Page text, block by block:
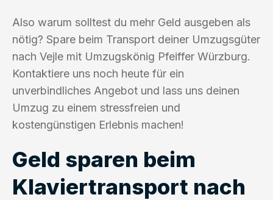
Also warum solltest du mehr Geld ausgeben als
nötig? Spare beim Transport deiner Umzugsgüter
nach Vejle mit Umzugskönig Pfeiffer Würzburg.
Kontaktiere uns noch heute für ein
unverbindliches Angebot und lass uns deinen
Umzug zu einem stressfreien und
kostengünstigen Erlebnis machen!
Geld sparen beim
Klaviertransport nach